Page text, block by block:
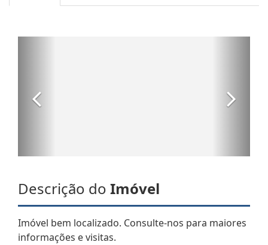
Descrição do Imóvel
Imóvel bem localizado. Consulte-nos para maiores
informações e visitas.